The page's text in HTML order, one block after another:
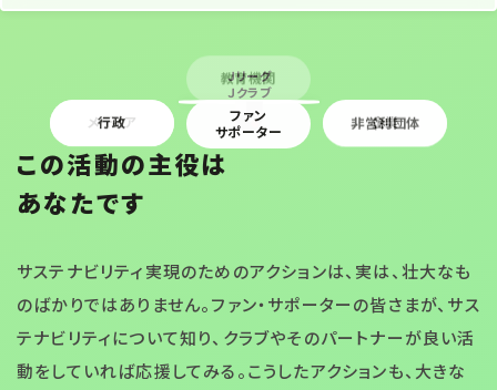
Ｊリーグ
Ｊクラブ
ファン
サポーター
メディア 企業
行政 非営利団体
教育機関
この活動の主役は
あなたです
サステナビリティ実現のためのアクションは、実は、壮大なも
のばかりではありません。ファン・サポーターの皆さまが、サス
テナビリティについて知り、クラブやそのパートナーが良い活
動をしていれば応援してみる。こうしたアクションも、大きな